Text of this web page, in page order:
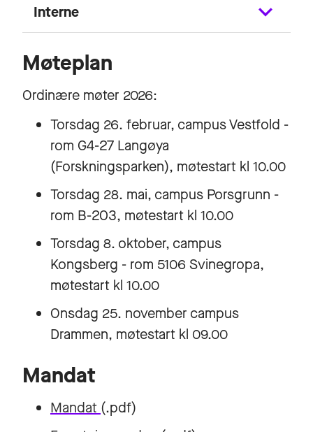
Interne
Møteplan
Ordinære møter 2026:
Torsdag 26. februar, campus Vestfold -
rom G4-27 Langøya
(Forskningsparken), møtestart kl 10.00
Torsdag 28. mai, campus Porsgrunn -
rom B-203, møtestart kl 10.00
Torsdag 8. oktober, campus
Kongsberg - rom 5106 Svinegropa,
møtestart kl 10.00
Onsdag 25. november campus
Drammen, møtestart kl 09.00
Mandat
Mandat (.pdf)